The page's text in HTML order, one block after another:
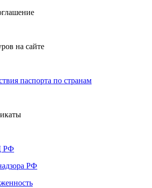
на сайте
паспорта по странам
РФ
РФ